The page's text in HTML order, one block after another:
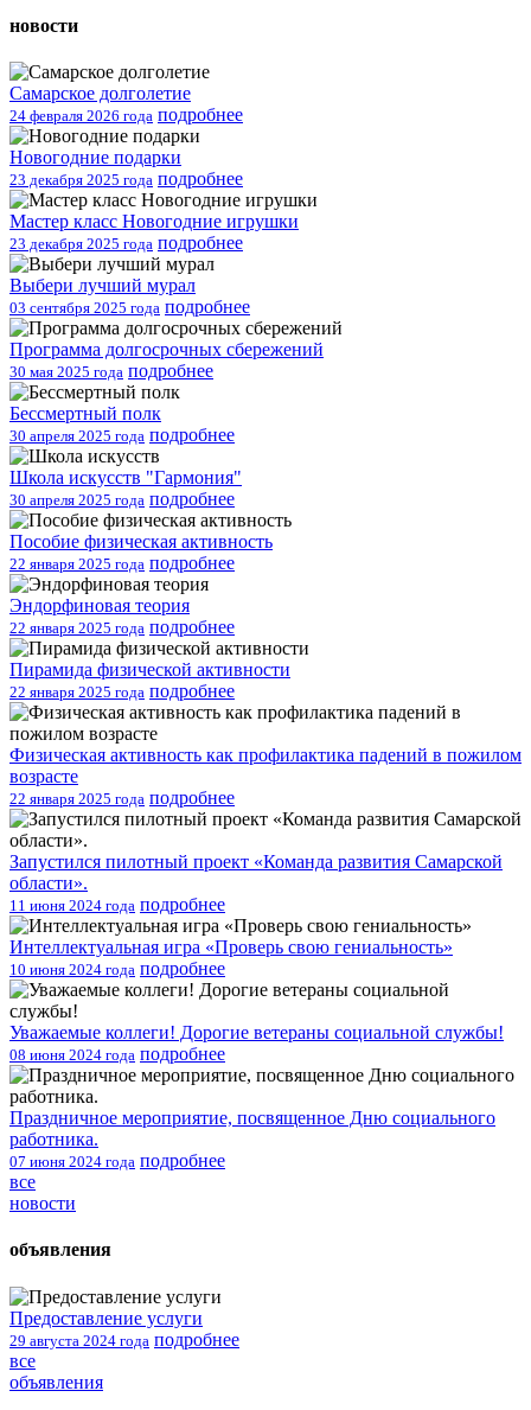
новости
Самарское долголетие
24 февраля 2026 года подробнее
Новогодние подарки
23 декабря 2025 года подробнее
Мастер класс Новогодние игрушки
23 декабря 2025 года подробнее
Выбери лучший мурал
03 сентября 2025 года подробнее
Программа долгосрочных сбережений
30 мая 2025 года подробнее
Бессмертный полк
30 апреля 2025 года подробнее
Школа искусств "Гармония"
30 апреля 2025 года подробнее
Пособие физическая активность
22 января 2025 года подробнее
Эндорфиновая теория
22 января 2025 года подробнее
Пирамида физической активности
22 января 2025 года подробнее
Физическая активность как профилактика падений в пожилом
возрасте
22 января 2025 года подробнее
Запустился пилотный проект «Команда развития Самарской
области».
11 июня 2024 года подробнее
Интеллектуальная игра «Проверь свою гениальность»
10 июня 2024 года подробнее
Уважаемые коллеги! Дорогие ветераны социальной службы!
08 июня 2024 года подробнее
Праздничное мероприятие, посвященное Дню социального
работника.
07 июня 2024 года подробнее
все
новости
объявления
Предоставление услуги
29 августа 2024 года подробнее
все
объявления